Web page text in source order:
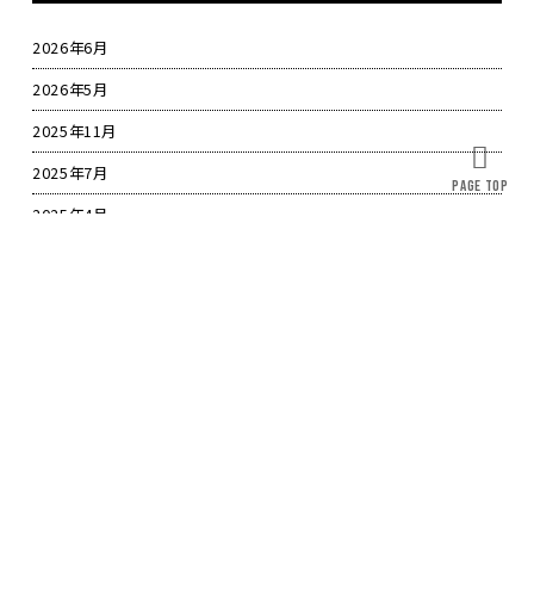
2026年6月
2026年5月
2025年11月
2025年7月
2025年4月